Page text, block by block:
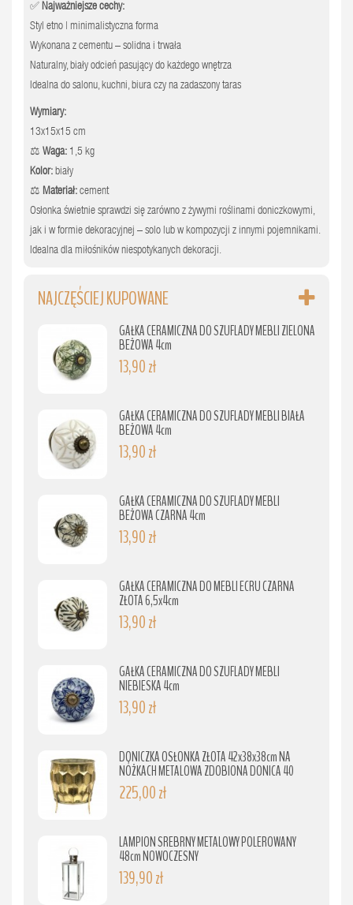
✅ Najważniejsze cechy:
Styl etno | minimalistyczna forma
Wykonana z cementu – solidna i trwała
Naturalny, biały odcień pasujący do każdego wnętrza
Idealna do salonu, kuchni, biura czy na zadaszony taras
Wymiary:
13x15x15 cm
⚖️ Waga:1,5 kg
Kolor:biały
⚖️ Materiał:cement
Osłonka świetnie sprawdzi się zarówno z żywymi roślinami doniczkowymi,
jak i w formie dekoracyjnej – solo lub w kompozycji z innymi pojemnikami.
Idealna dla miłośników niespotykanych dekoracji.
NAJCZĘŚCIEJ KUPOWANE
GAŁKA CERAMICZNA DO SZUFLADY MEBLI ZIELONA
BEŻOWA 4cm
13,90 zł
GAŁKA CERAMICZNA DO SZUFLADY MEBLI BIAŁA
BEŻOWA 4cm
13,90 zł
GAŁKA CERAMICZNA DO SZUFLADY MEBLI
BEŻOWA CZARNA 4cm
13,90 zł
GAŁKA CERAMICZNA DO MEBLI ECRU CZARNA
ZŁOTA 6,5x4cm
13,90 zł
GAŁKA CERAMICZNA DO SZUFLADY MEBLI
NIEBIESKA 4cm
13,90 zł
DONICZKA OSŁONKA ZŁOTA 42x38x38cm NA
NÓŻKACH METALOWA ZDOBIONA DONICA 40
225,00 zł
LAMPION SREBRNY METALOWY POLEROWANY
48cm NOWOCZESNY
139,90 zł